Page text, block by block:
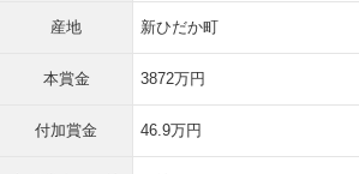
産地 新ひだか町
本賞金 3872万円
付加賞金 46.9万円